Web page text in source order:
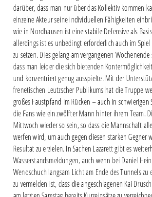
darüber, dass man nur über das Kollektiv kommen
einzelne Akteur seine individuellen Fähigkeiten
wie in Nordhausen ist eine stabile Defensive als
allerdings ist es unbedingt erforderlich auch im Spiel
zu setzen. Dies gelang am vergangenen
dass man leider die sich bietenden
und konzentriert genug ausspielte. Mit der
frenetischen Leutzscher Publikums hat die Truppe
großes Faustpfand im Rücken – auch in
die Fans wie ein zwölfter Mann hinter ihrem Team.
Mittwoch wieder so sein, so dass die Mannschaft
werfen wird, um auch gegen diesen starken Gegner
Resultat zu erzielen. In Sachen Lazarett gibt es
Wasserstandsmeldungen, auch wenn bei Daniel
Wendschuch langsam Licht am Ende des Tunnels
zu vermelden ist, dass die angeschlagenen Kai